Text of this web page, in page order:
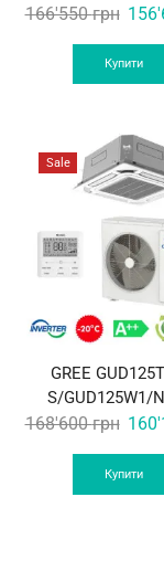
166'550грн
was:
Купити
Sale
GREE
S/GUD125W1/
168'600грн
price
was:
Купити